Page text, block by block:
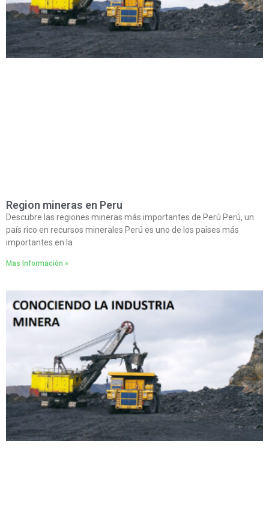
Region mineras en Peru
Descubre las regiones mineras más importantes de Perú Perú, un
país rico en recursos minerales Perú es uno de los países más
importantes en la
Mas Información »